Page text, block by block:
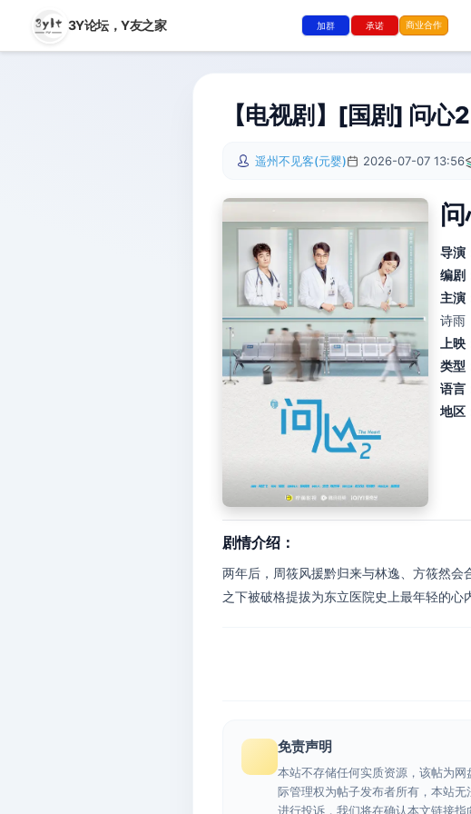
3Y论坛，Y友之家 加群 承诺 商业合作
【电视剧】[国剧] 问
遥州不见客(元婴) 2026-07-07 13:56
导演
编剧
主演
诗雨
上映
类型
语言
地区
剧情介绍：
两年后，周筱风援黔归来与林逸、方筱然
之下被破格提拔为东立医院史上最年轻的
免责声明
本站不存储任何实质资源，该帖为
际管理权为帖子发布者所有，本站
进行投诉，我们将在确认本文链接指